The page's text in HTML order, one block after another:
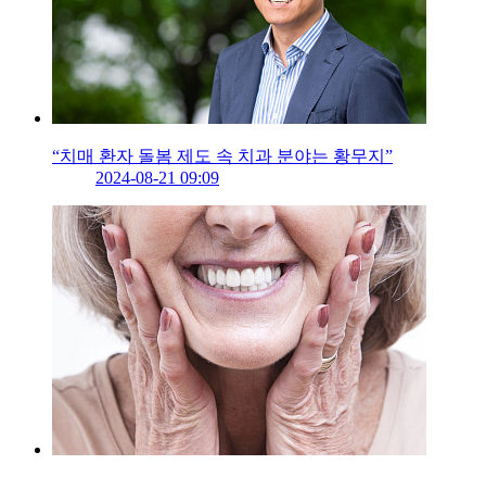
“치매 환자 돌봄 제도 속 치과 분야는 황무지”
2024-08-21 09:09